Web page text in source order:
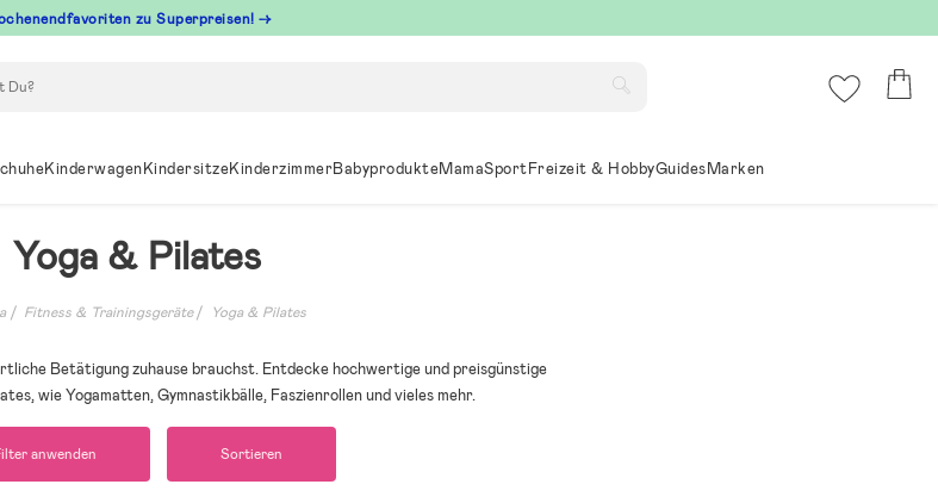
zu Superpreisen! →
KinderwagenKindersitzeKinderzimmerBabyprodukteMamaSportFreizeit & HobbyGuidesMarken
Yoga & Pilates
Fitness & Trainingsgeräte Yoga & Pilates
Betätigung zuhause brauchst. Entdecke hochwertige und preisgünstige
wie Yogamatten, Gymnastikbälle, Faszienrollen und vieles mehr.
anwenden Sortieren